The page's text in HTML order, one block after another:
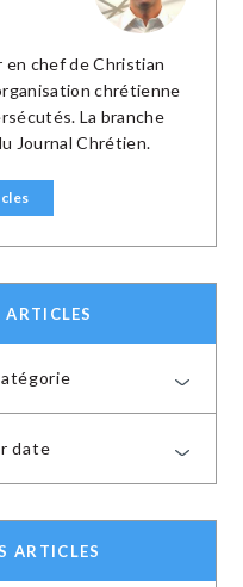
en chef de Christian
chrétienne
La branche
Journal Chrétien.
ARTICLES
date
ARTICLES